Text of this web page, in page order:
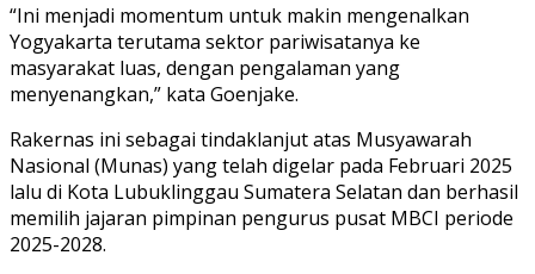
“Ini menjadi momentum untuk makin mengenalkan
Yogyakarta terutama sektor pariwisatanya ke
masyarakat luas, dengan pengalaman yang
menyenangkan,” kata Goenjake.
Rakernas ini sebagai tindaklanjut atas Musyawarah
Nasional (Munas) yang telah digelar pada Februari 2025
lalu di Kota Lubuklinggau Sumatera Selatan dan berhasil
memilih jajaran pimpinan pengurus pusat MBCI periode
2025-2028.